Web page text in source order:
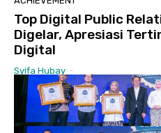
Top Digital Public
Digelar, Apresiasi
Digital
Syifa Hubay -